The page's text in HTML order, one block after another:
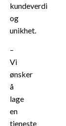
kundeverdi
og
unikhet.
–
Vi
ønsker
å
lage
en
tjeneste